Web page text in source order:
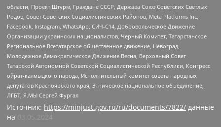
области, Проект Штурм, Граждане СССР, Держава Союз Советских Светлых
Родов, Совет Советских Социалистических Районов, Meta Platforms Inc,
Facebook, Instagram, WhatsApp, СИЧ-С14, Добровольческое Движение
Организации украинских националистов, Черный Комитет, Татарстанское
Региональное Всетатарское общественное движение, Невоград,
Молодежное Демократическое Движение Весна, Верховный Совет
Татарской Автономной Советской Социалистической Республики, Конгресс
ойрат-калмыцкого народа, Исполнительный комитет совета народных
депутатов Красноярского края, Этническое национальное объединение,
ЛГБТ, Я.МЫ Сергей Фургал
Источник: https://minjust.gov.ru/ru/documents/7822/ данные
на 03.05.2024